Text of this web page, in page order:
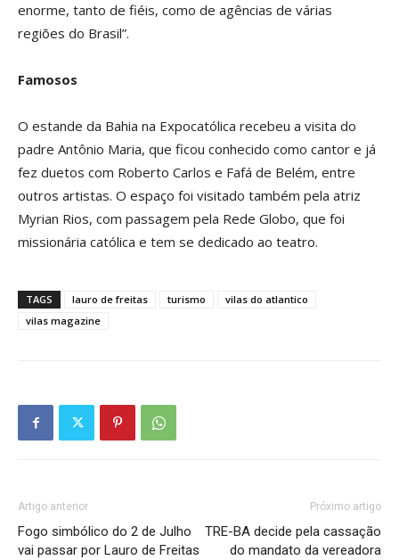
enorme, tanto de fiéis, como de agências de várias
regiões do Brasil”.
Famosos
O estande da Bahia na Expocatólica recebeu a visita do
padre Antônio Maria, que ficou conhecido como cantor e já
fez duetos com Roberto Carlos e Fafá de Belém, entre
outros artistas. O espaço foi visitado também pela atriz
Myrian Rios, com passagem pela Rede Globo, que foi
missionária católica e tem se dedicado ao teatro.
TAGS lauro de freitas turismo
vilas do atlantico
vilas magazine
Artigo anterior
Fogo simbólico do 2 de Julho
vai passar por Lauro de Freitas
Próximo artigo
TRE-BA decide pela cassação
do mandato da vereadora